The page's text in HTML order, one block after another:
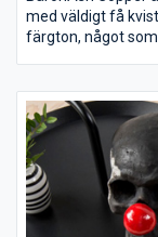
med väldigt få
färgton, något
slitstyrka. Det här